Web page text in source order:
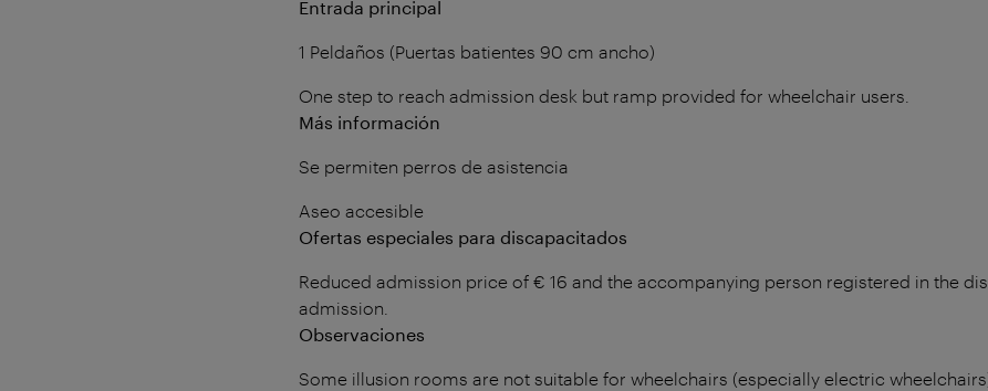
Entrada principal
1 Peldaños (Puertas batientes 90 cm ancho)
One step to reach admission desk but ramp provided for wheelchair users.
Más información
Se permiten perros de asistencia
Aseo accesible
Ofertas especiales para discapacitados
Reduced admission price of € 16 and the accompanying person registered in the
admission.
Observaciones
Some illusion rooms are not suitable for wheelchairs (especially electric